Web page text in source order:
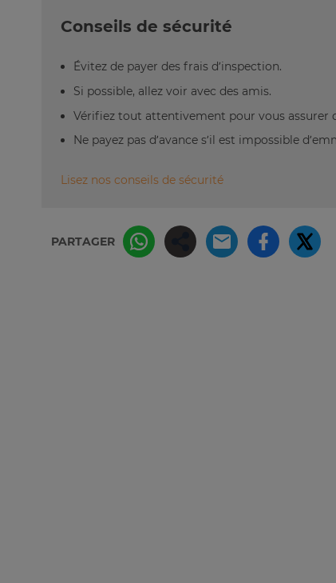
Conseils de sécurité
Évitez de payer des frais d’inspection.
Si possible, allez voir avec des amis.
Vérifiez tout attentivement pour vous assurer
Ne payez pas d’avance s’il est impossible
Lisez nos conseils de sécurité
PARTAGER